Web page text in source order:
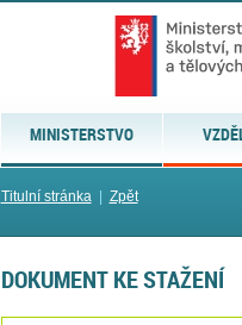
MINISTERSTVO
Titulní stránka| Zpět
DOKUMENT KE STAŽENÍ